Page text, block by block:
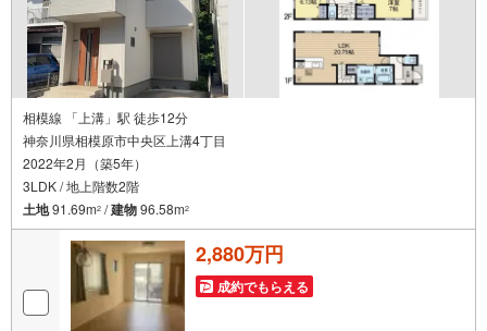
相模線 「上溝」駅 徒歩12分
神奈川県相模原市中央区上溝4丁目
2022年2月（築5年）
3LDK / 地上階数2階
土地91.69m2 /建物96.58m2
2,880万円
成約でもらえる